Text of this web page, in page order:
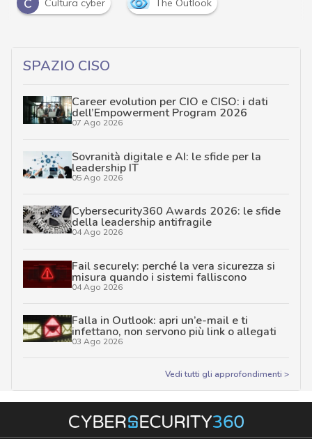
Cultura cyber The Outlook
SPAZIO CISO
Career evolution per CIO e CISO: i dati
dell’Empowerment Program 2026
07 Ago 2026
Sovranità digitale e AI: le sfide per la
leadership IT
05 Ago 2026
Cybersecurity360 Awards 2026: le sfide
della leadership antifragile
04 Ago 2026
Fail securely: perché la vera sicurezza si
misura quando i sistemi falliscono
04 Ago 2026
Falla in Outlook: apri un’e-mail e ti
infettano, non servono più link o allegati
03 Ago 2026
Vedi tutti gli approfondimenti >